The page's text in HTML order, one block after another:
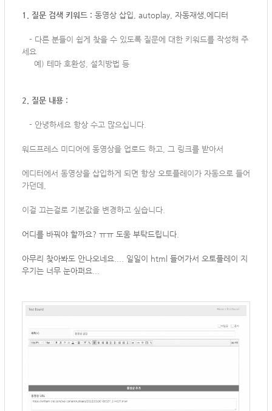
1. 질문 검색 키워드 : 동영상 삽입, autoplay, 자동재생,에디터
- 다른 분들이 쉽게 찾을 수 있도록 질문에 대한 키워드를 작성해 주
세요
예) 테마 호환성, 설치방법 등
2. 질문 내용 :
- 안녕하세요 항상 수고 많으십니다.
워드프레스 미디어에 동영상을 업로드 하고, 그 링크를 받아서
에디터에서 동영상을 삽입하게 되면 항상 오토플레이가 자동으로 들어
가던데,
이걸 끄는걸로 기본값을 변경하고 싶습니다.
어디를 바꿔야 할까요? ㅠㅠ 도움 부탁드립니다.
아무리 찾아봐도 안나오네요.... 일일이 html 들어가서 오토플레이 지
우기는 너무 눈아퍼요...